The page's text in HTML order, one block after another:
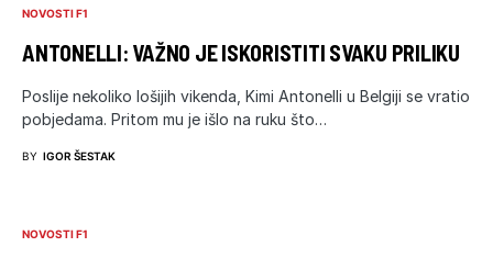
NOVOSTI F1
ANTONELLI: VAŽNO JE ISKORISTITI SVAKU PRILIKU
Poslije nekoliko lošijih vikenda, Kimi Antonelli u Belgiji se vratio
pobjedama. Pritom mu je išlo na ruku što…
BY IGOR ŠESTAK
NOVOSTI F1